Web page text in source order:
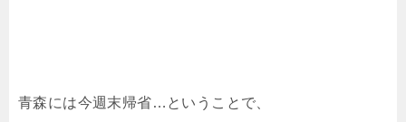
青森には今週末帰省…ということで、